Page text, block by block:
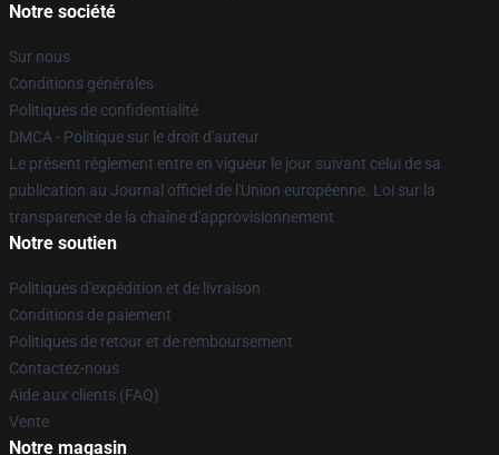
Notre société
Sur nous
Conditions générales
Politiques de confidentialité
DMCA - Politique sur le droit d'auteur
Le présent règlement entre en vigueur le jour suivant celui de sa
publication au Journal officiel de l'Union européenne. Loi sur la
transparence de la chaîne d'approvisionnement
Notre soutien
Politiques d'expédition et de livraison
Conditions de paiement
Politiques de retour et de remboursement
Contactez-nous
Aide aux clients (FAQ)
Vente
Notre magasin